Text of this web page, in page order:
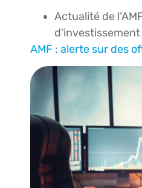
Actualité de
AMF : alerte sur des